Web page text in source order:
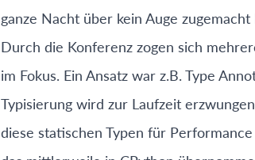
ganze Nacht über kein Auge zugemacht
Durch die Konferenz zogen sich
im Fokus. Ein Ansatz war z.B. Type
Typisierung wird zur Laufzeit
diese statischen Typen für